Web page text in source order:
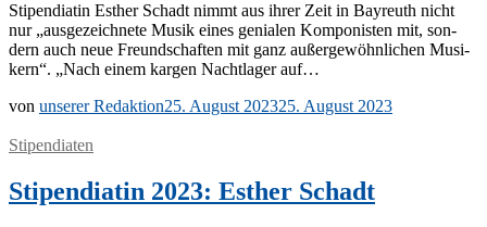
Sti­pen­dia­tin Es­ther Schadt nimmt aus ih­rer Zeit in Bay­reuth nicht
nur „aus­ge­zeich­ne­te Mu­sik ei­nes ge­nia­len Kom­po­nis­ten mit, son­
dern auch neue Freund­schaf­ten mit ganz au­ßer­ge­wöhn­li­chen Mu­si­
kern“. „Nach ei­nem kar­gen Nacht­la­ger auf…
von unserer Redaktion25. August 202325. August 2023
Stipendiaten
Stipendiatin 2023: Esther Schadt